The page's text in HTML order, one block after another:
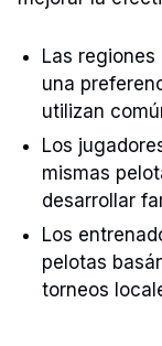
Las
una
utilizan
Los
mismas
desarrollar
Los
pelotas
torneos